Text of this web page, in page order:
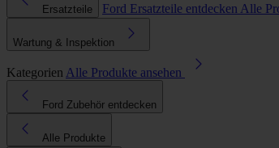
Ersatzteile Ford Ersatzteile entdecken Alle
Wartung & Inspektion
Kategorien Alle Produkte ansehen
Ford Zubehör entdecken
Alle Produkte